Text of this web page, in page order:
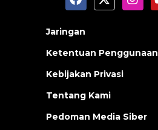
Jaringan
Ketentuan Penggunaan
Kebijakan Privasi
Tentang Kami
Pedoman Media Siber